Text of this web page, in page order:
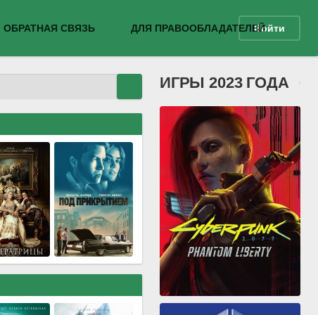
ОБРАТНАЯ СВЯЗЬ ДЛЯ ПРАВООБЛАДАТЕЛЕЙВойти
ИГРЫ 2023 ГОДА